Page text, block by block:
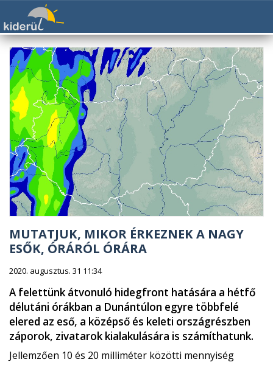
MUTATJUK, MIKOR ÉRKEZNEK A NAGY
ESŐK, ÓRÁRÓL ÓRÁRA
2020. augusztus. 31 11:34
A felettünk átvonuló hidegfront hatására a hétfő
délutáni órákban a Dunántúlon egyre többfelé
elered az eső, a középső és keleti országrészben
záporok, zivatarok kialakulására is számíthatunk.
Jellemzően 10 és 20 milliméter közötti mennyiség